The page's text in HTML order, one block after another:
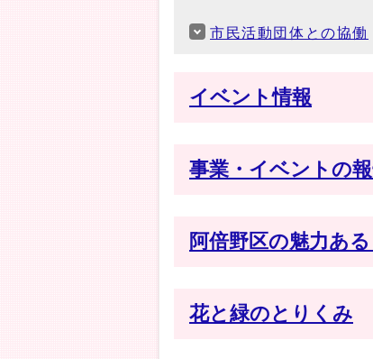
市民活動団体との協働
イベント情報
事業・イベントの
阿倍野区の魅力あ
花と緑のとりくみ